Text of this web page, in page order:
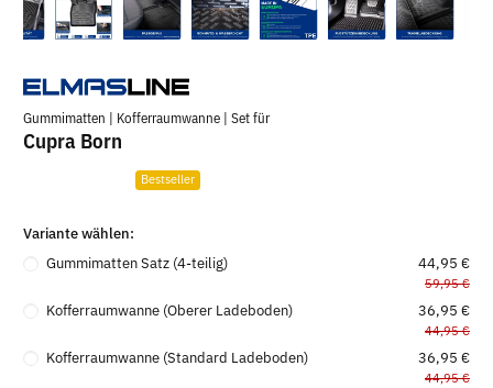
Gummimatten | Kofferraumwanne | Set für
Cupra Born
Bestseller
Variante wählen:
Gummimatten Satz (4-teilig)
44,95 €
59,95 €
Kofferraumwanne (Oberer Ladeboden) 36,95 €
44,95 €
Kofferraumwanne (Standard Ladeboden) 36,95 €
44,95 €